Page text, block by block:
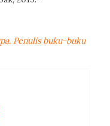
Penulis buku-buku